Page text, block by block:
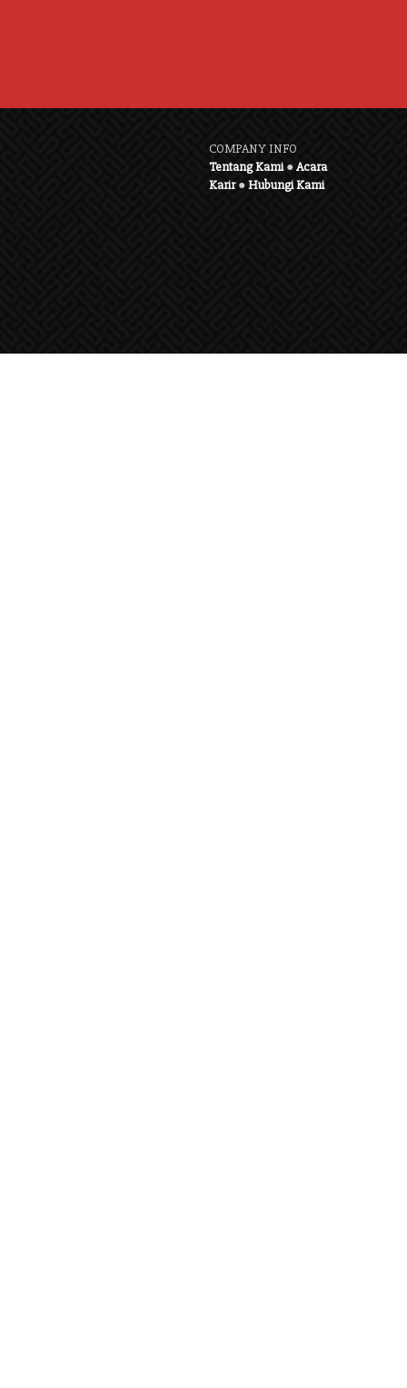
COMPANY INFO
Tentang Kami●Acara
Karir●Hubungi Kami